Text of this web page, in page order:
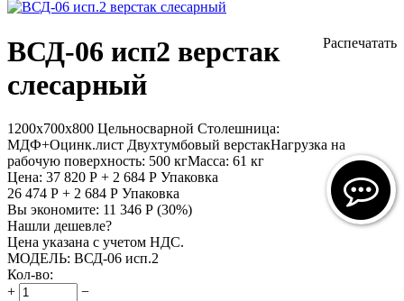
Распечатать
ВСД-06 исп2 верстак
слесарный
1200х700х800 Цельносварной Столешница:
МДФ+Оцинк.лист Двухтумбовый верстакНагрузка на
рабочую поверхность: 500 кгМасса: 61 кг
Цена: 37 820 Р + 2 684 Р Упаковка
26 474 Р + 2 684 Р Упаковка
Вы экономите: 11 346 Р (30%)
Нашли дешевле?
Цена указана с учетом НДС.
МОДЕЛЬ: ВСД-06 исп.2
Кол-во:
+
−